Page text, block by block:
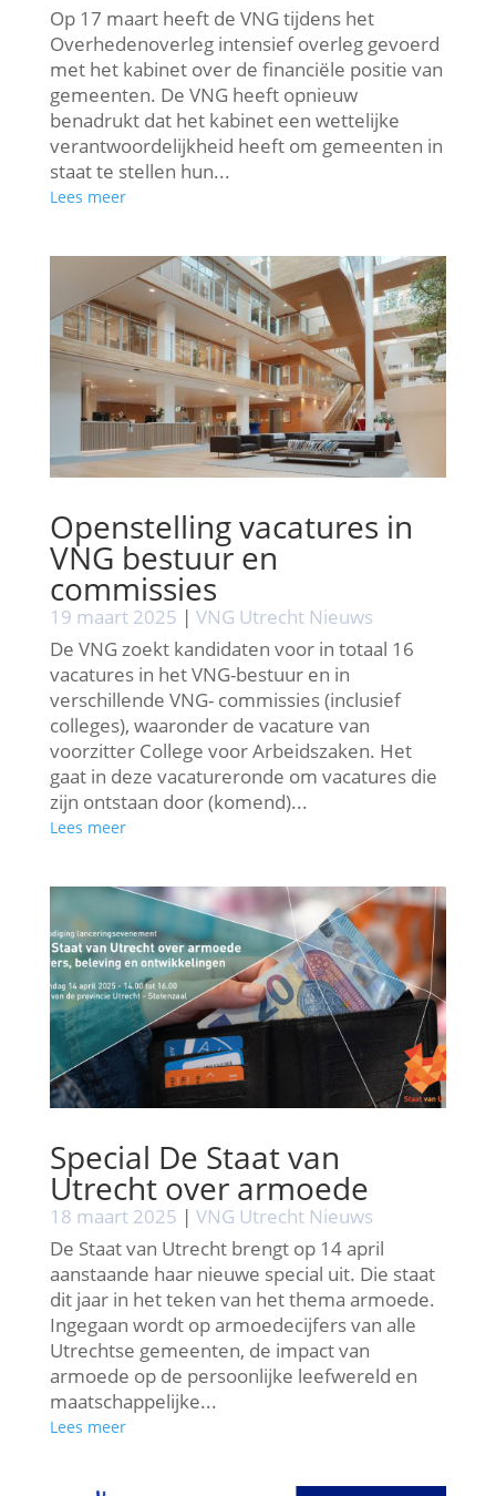
Op 17 maart heeft de VNG tijdens het
Overhedenoverleg intensief overleg gevoerd
met het kabinet over de financiële positie van
gemeenten. De VNG heeft opnieuw
benadrukt dat het kabinet een wettelijke
verantwoordelijkheid heeft om gemeenten in
staat te stellen hun...
Lees meer
Openstelling vacatures in
VNG bestuur en
commissies
19 maart 2025 | VNG Utrecht Nieuws
De VNG zoekt kandidaten voor in totaal 16
vacatures in het VNG-bestuur en in
verschillende VNG- commissies (inclusief
colleges), waaronder de vacature van
voorzitter College voor Arbeidszaken. Het
gaat in deze vacatureronde om vacatures die
zijn ontstaan door (komend)...
Lees meer
Special De Staat van
Utrecht over armoede
18 maart 2025 | VNG Utrecht Nieuws
De Staat van Utrecht brengt op 14 april
aanstaande haar nieuwe special uit. Die staat
dit jaar in het teken van het thema armoede.
Ingegaan wordt op armoedecijfers van alle
Utrechtse gemeenten, de impact van
armoede op de persoonlijke leefwereld en
maatschappelijke...
Lees meer